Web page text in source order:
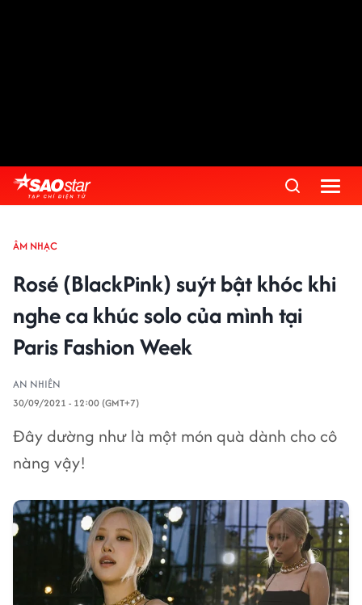
ÂM NHẠC
Rosé (BlackPink) suýt bật khóc khi
nghe ca khúc solo của mình tại
Paris Fashion Week
AN NHIÊN
30/09/2021 - 12:00 (GMT+7)
Đây dường như là một món quà dành cho cô
nàng vậy!